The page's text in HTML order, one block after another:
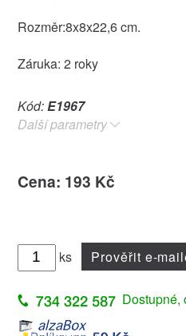
Rozměr:8x8x22,6 cm.
Záruka: 2 roky
Kód: E1967
Další parametry
Cena: 193 Kč
ks Prověřit e-
Dostupné,